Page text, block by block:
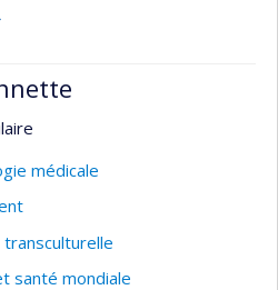
l’évaluation des
médicale
transculturelle
santé mondiale